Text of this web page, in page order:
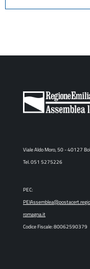
Viale Aldo Moro, 50 - 40127
Tel. 051 5275226
PEC:
romagna.it
Codice Fiscale: 80062590379